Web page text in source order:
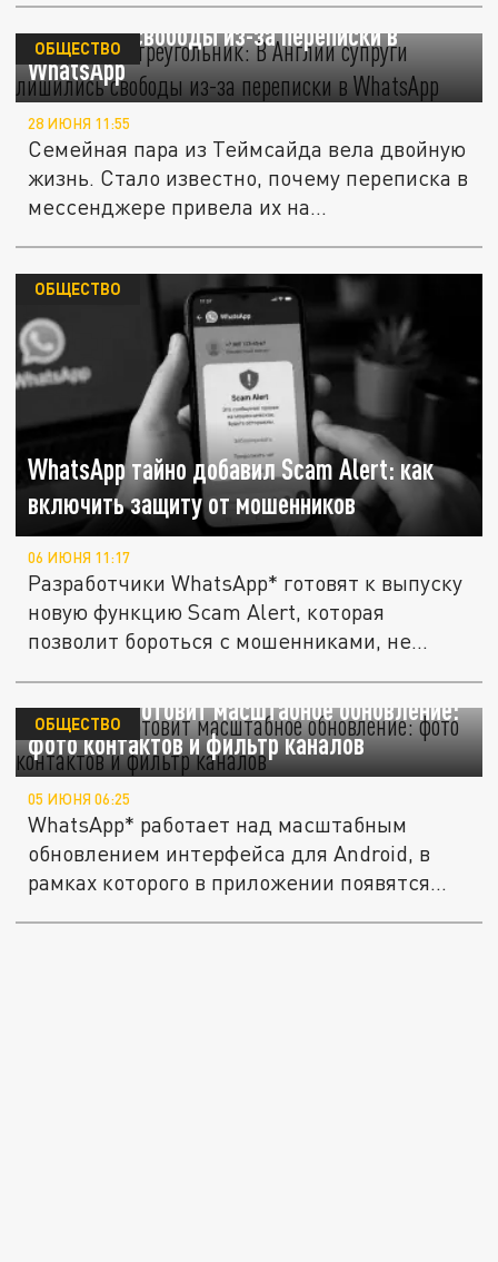
лишились свободы из-за переписки в
WhatsApp
ОБЩЕСТВО
28 ИЮНЯ 11:55
Семейная пара из Теймсайда вела двойную
жизнь. Стало известно, почему переписка в
мессенджере привела их на...
WhatsApp тайно добавил Scam Alert: как
включить защиту от мошенников
ОБЩЕСТВО
06 ИЮНЯ 11:17
Разработчики WhatsApp* готовят к выпуску
новую функцию Scam Alert, которая
позволит бороться с мошенниками, не...
WhatsApp готовит масштабное обновление:
фото контактов и фильтр каналов
ОБЩЕСТВО
05 ИЮНЯ 06:25
WhatsApp* работает над масштабным
обновлением интерфейса для Android, в
рамках которого в приложении появятся...